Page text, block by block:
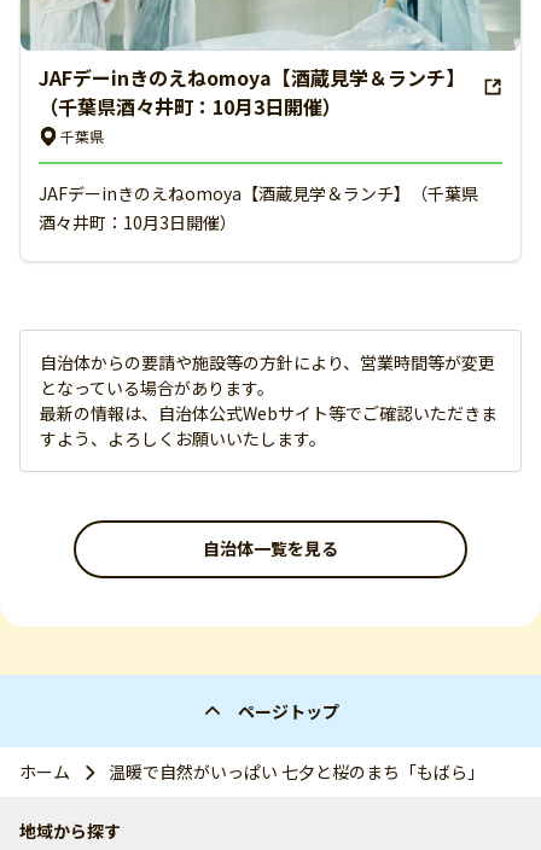
JAFデーinきのえねomoya【酒蔵見学＆ランチ】
（千葉県酒々井町：10月3日開催）
千葉県
JAFデーinきのえねomoya【酒蔵見学＆ランチ】（千葉県
酒々井町：10月3日開催）
自治体からの要請や施設等の方針により、営業時間等が変更
となっている場合があります。
最新の情報は、自治体公式Webサイト等でご確認いただきま
すよう、よろしくお願いいたします。
自治体一覧を見る
ページトップ
ホーム 温暖で自然がいっぱい 七夕と桜のまち「もばら」
地域から探す